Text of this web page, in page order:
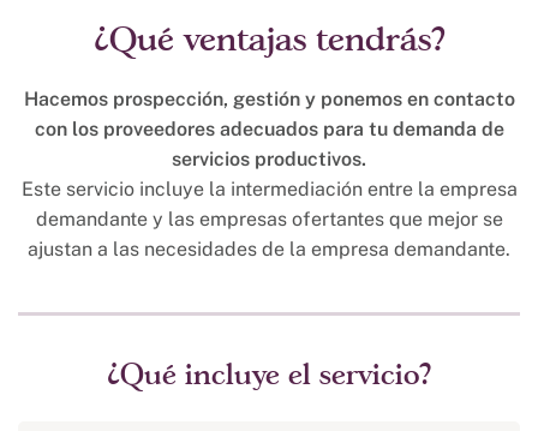
¿Qué ventajas tendrás?
Hacemos prospección, gestión y ponemos en contacto
con los proveedores adecuados para tu demanda de
servicios productivos.
Este servicio incluye la intermediación entre la empresa
demandante y las empresas ofertantes que mejor se
ajustan a las necesidades de la empresa demandante.
¿Qué incluye el servicio?